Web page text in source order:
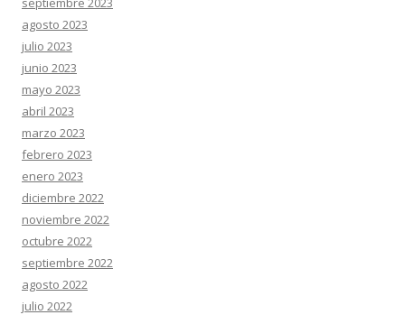
agosto 2023
julio 2023
junio 2023
mayo 2023
abril 2023
marzo 2023
febrero 2023
enero 2023
diciembre 2022
noviembre 2022
octubre 2022
septiembre 2022
agosto 2022
julio 2022